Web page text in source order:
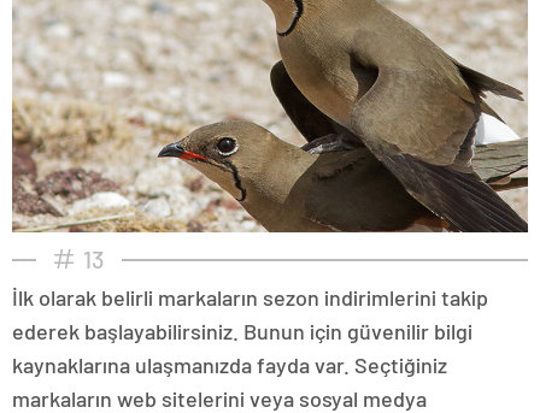
13
İlk olarak belirli markaların sezon indirimlerini takip
ederek başlayabilirsiniz. Bunun için güvenilir bilgi
kaynaklarına ulaşmanızda fayda var. Seçtiğiniz
markaların web sitelerini veya sosyal medya